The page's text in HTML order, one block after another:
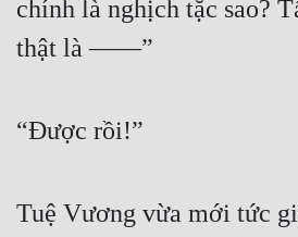
chính là nghịch tặc sao?
thật là ——”
“Được rồi!”
Tuệ Vương vừa mới tức